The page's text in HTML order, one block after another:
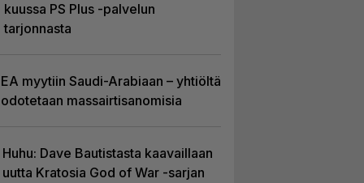
kuussa PS Plus -palvelun
tarjonnasta
EA myytiin Saudi-Arabiaan – yhtiöltä
odotetaan massairtisanomisia
Huhu: Dave Bautistasta kaavaillaan
uutta Kratosia God of War -sarjan